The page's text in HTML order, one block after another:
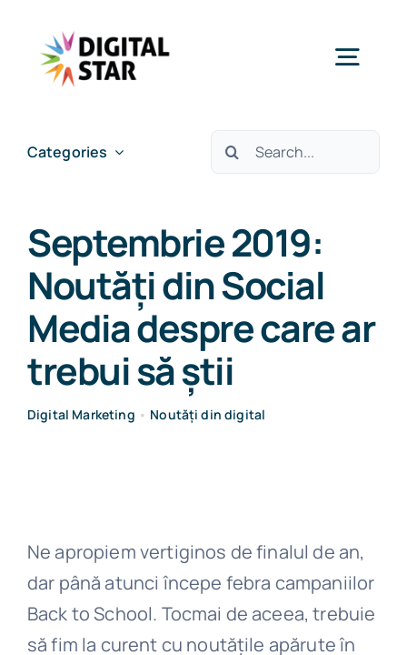
content
Insights & News
About Us
Careers
Categories Cautare...
Septembrie 2019:
Noutăți din Social
Media despre care ar
trebui să știi
Digital Marketing • Noutăți din digital
Ne apropiem vertiginos de finalul de an,
dar până atunci începe febra campaniilor
Back to School. Tocmai de aceea, trebuie
să fim la curent cu noutățile apărute în